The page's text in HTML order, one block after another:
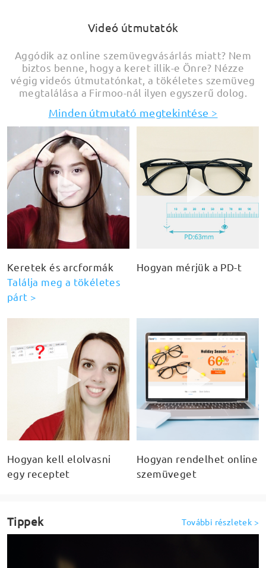
Videó útmutatók
Aggódik az online szemüvegvásárlás miatt? Nem
biztos benne, hogy a keret illik-e Önre? Nézze
végig videós útmutatónkat, a tökéletes szemüveg
megtalálása a Firmoo-nál ilyen egyszerű dolog.
Minden útmutató megtekintése >
Keretek és arcformák
Találja meg a tökéletes
párt >
Hogyan mérjük a PD-t
Hogyan kell elolvasni
egy receptet
Hogyan rendelhet online
szemüveget
Tippek További részletek >